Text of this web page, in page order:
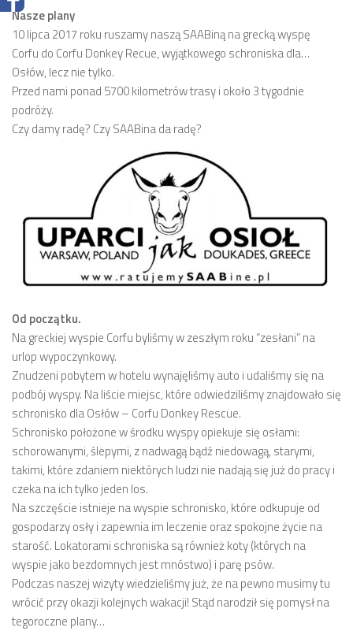
Nasze plany
10 lipca 2017 roku ruszamy naszą SAABiną na grecką wyspę
Corfu do Corfu Donkey Recue, wyjątkowego schroniska dla…
Osłów, lecz nie tylko.
Przed nami ponad 5700 kilometrów trasy i około 3 tygodnie
podróży.
Czy damy radę? Czy SAABina da radę?
Od początku.
Na greckiej wyspie Corfu byliśmy w zeszłym roku “zesłani” na
urlop wypoczynkowy.
Znudzeni pobytem w hotelu wynajęliśmy auto i udaliśmy się na
podbój wyspy. Na liście miejsc, które odwiedziliśmy znajdowało się
schronisko dla Osłów – Corfu Donkey Rescue.
Schronisko położone w środku wyspy opiekuje się osłami:
schorowanymi, ślepymi, z nadwagą bądź niedowagą, starymi,
takimi, które zdaniem niektórych ludzi nie nadają się już do pracy i
czeka na ich tylko jeden los.
Na szczęście istnieje na wyspie schronisko, które odkupuje od
gospodarzy osły i zapewnia im leczenie oraz spokojne życie na
starość. Lokatorami schroniska są również koty (których na
wyspie jako bezdomnych jest mnóstwo) i parę psów.
Podczas naszej wizyty wiedzieliśmy już, że na pewno musimy tu
wrócić przy okazji kolejnych wakacji! Stąd narodził się pomysł na
tegoroczne plany…